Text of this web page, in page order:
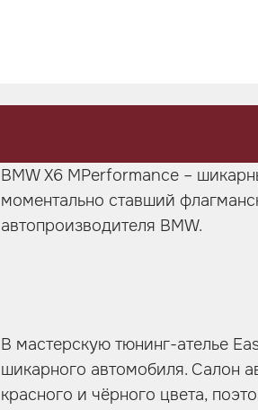
BMW X6 MPerformance –
моментально ставший
автопроизводителя BMW.
В мастерскую тюнинг-ателье
шикарного автомобиля. Салон
красного и чёрного цвета,